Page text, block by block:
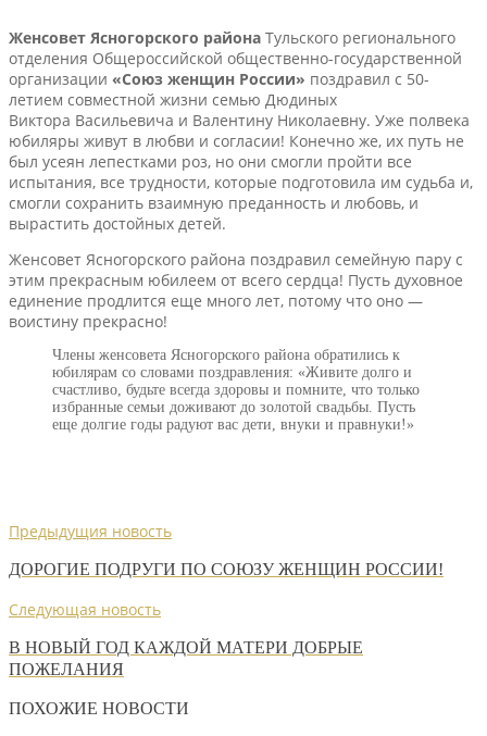
Женсовет Ясногорского района Тульского регионального
отделения Общероссийской общественно-государственной
организации «Союз женщин России» поздравил с 50-
летием совместной жизни семью Дюдиных
Виктора Васильевича и Валентину Николаевну. Уже полвека
юбиляры живут в любви и согласии! Конечно же, их путь не
был усеян лепестками роз, но они смогли пройти все
испытания, все трудности, которые подготовила им судьба и,
смогли сохранить взаимную преданность и любовь, и
вырастить достойных детей.
Женсовет Ясногорского района поздравил семейную пару с
этим прекрасным юбилеем от всего сердца! Пусть духовное
единение продлится еще много лет, потому что оно —
воистину прекрасно!
Члены женсовета Ясногорского района обратились к
юбилярам со словами поздравления: «Живите долго и
счастливо, будьте всегда здоровы и помните, что только
избранные семьи доживают до золотой свадьбы. Пусть
еще долгие годы радуют вас дети, внуки и правнуки!»
Предыдущия новость
ДОРОГИЕ ПОДРУГИ ПО СОЮЗУ ЖЕНЩИН РОССИИ!
Следующая новость
В НОВЫЙ ГОД КАЖДОЙ МАТЕРИ ДОБРЫЕ
ПОЖЕЛАНИЯ
ПОХОЖИЕ НОВОСТИ